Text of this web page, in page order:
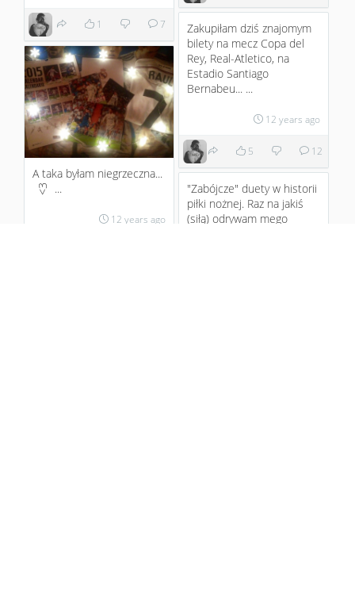
1 7
Zakupiłam dziś znajomym
bilety na mecz Copa del
Rey, Real-Atletico, na
Estadio Santiago
Bernabeu... ...
12 years ago
5 12
A taka byłam niegrzeczna...
<3 ...
12 years ago
"Zabójcze" duety w historii
piłki nożnej. Raz na jakiś
(siłą) odrywam mego